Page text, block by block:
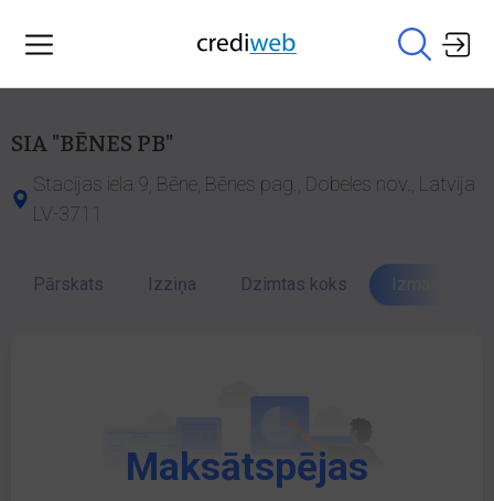
SIA "BĒNES PB"
Stacijas iela 9, Bēne, Bēnes pag., Dobeles nov., Latvija
LV-3711
Pārskats Izziņa Dzimtas koks Izmaiņu
Maksātspējas